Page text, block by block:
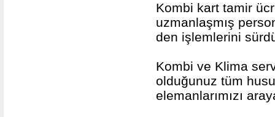
Kombi kart tamir
uzmanlaşmış
den işlemlerini
Kombi ve Klima
olduğunuz tüm
elemanlarımızı